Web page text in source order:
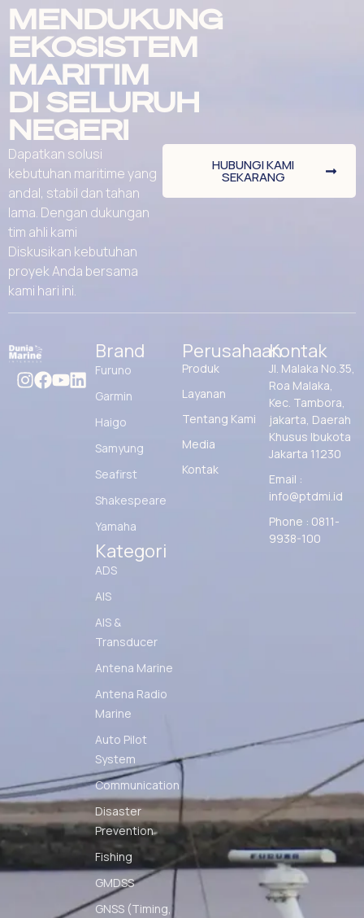
MENDUKUNG
EKOSISTEM
MARITIM
DI SELURUH
NEGERI
Dapatkan solusi
kebutuhan maritime yang
andal, stabil dan tahan
lama. Dengan dukungan
tim ahli kami
Diskusikan kebutuhan
proyek Anda bersama
kami hari ini.
HUBUNGI KAMI
SEKARANG
Brand
Furuno
Garmin
Haigo
Samyung
Seafirst
Shakespeare
Yamaha
Kategori
ADS
AIS
AIS &
Transducer
Antena Marine
Antena Radio
Marine
Auto Pilot
System
Communication
Disaster
Prevention
Fishing
GMDSS
GNSS (Timing,
Perusahaan
Produk
Layanan
Tentang Kami
Media
Kontak
Kontak
Jl. Malaka No.35,
Roa Malaka,
Kec. Tambora,
jakarta, Daerah
Khusus Ibukota
Jakarta 11230
Email :
info@ptdmi.id
Phone : 0811-
9938-100